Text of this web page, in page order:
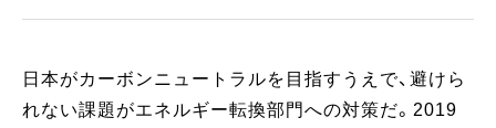
日本がカーボンニュートラルを目指すうえで、避けら
れない課題がエネルギー転換部門への対策だ。2019